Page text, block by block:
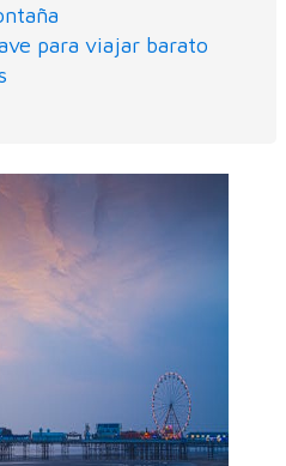
para viajar barato